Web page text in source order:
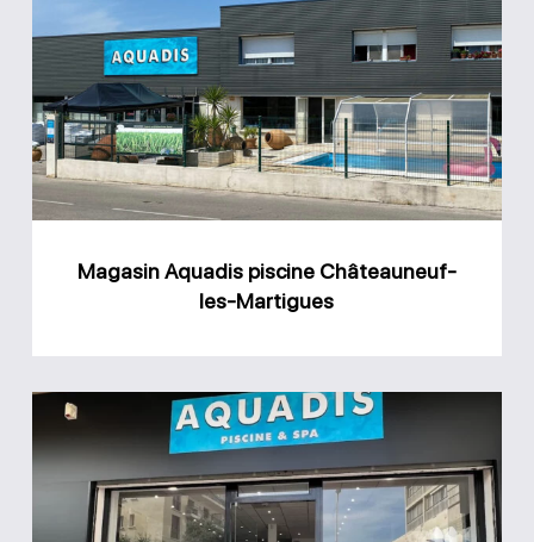
Aquadis
piscine
Châteauneuf-
les-
Martigues
Magasin Aquadis piscine Châteauneuf-
les-Martigues
Magasin
Aquadis
piscine
Carry-